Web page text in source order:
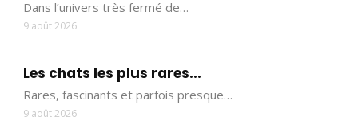
Dans l’univers très fermé de…
9 août 2026
Les chats les plus rares...
Rares, fascinants et parfois presque…
9 août 2026